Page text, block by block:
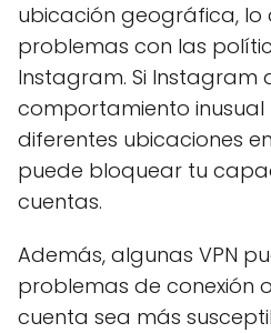
ubicación geográfica, lo
problemas con las
Instagram. Si Instagram
comportamiento inusual
diferentes ubicaciones
puede bloquear tu
cuentas.
Además, algunas VPN
problemas de conexión
cuenta sea más